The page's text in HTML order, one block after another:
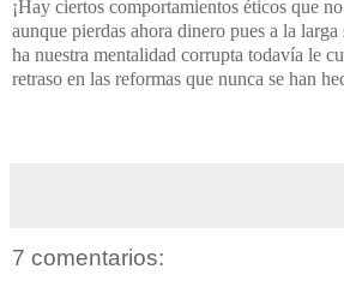
¡Hay ciertos comportamientos éticos que
aunque pierdas ahora dinero pues a la
ha nuestra mentalidad corrupta todavía le
retraso en las reformas que nunca se han
7 comentarios: